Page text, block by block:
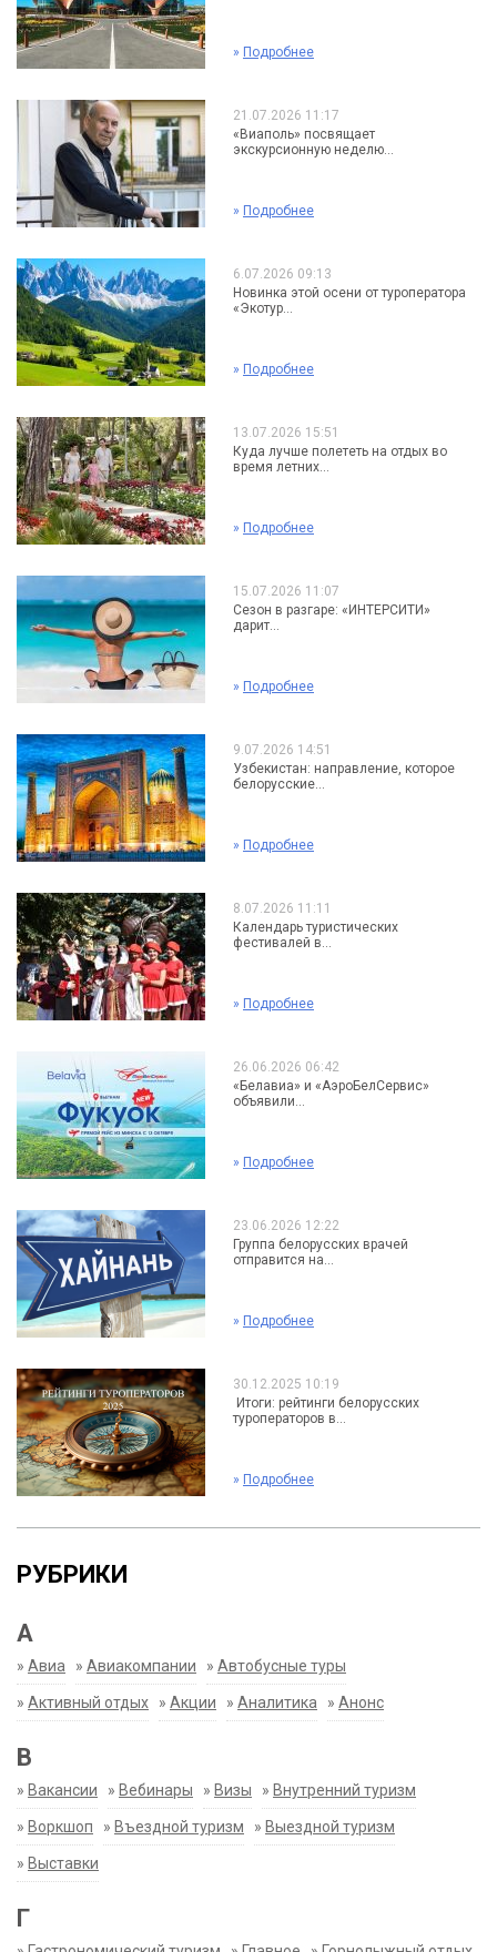
» Подробнее
21.07.2026 11:17
«Виаполь» посвящает
экскурсионную неделю...
» Подробнее
6.07.2026 09:13
Новинка этой осени от туроператора
«Экотур...
» Подробнее
13.07.2026 15:51
Куда лучше полететь на отдых во
время летних...
» Подробнее
15.07.2026 11:07
Сезон в разгаре: «ИНТЕРСИТИ»
дарит...
» Подробнее
9.07.2026 14:51
Узбекистан: направление, которое
белорусские...
» Подробнее
8.07.2026 11:11
Календарь туристических
фестивалей в...
» Подробнее
26.06.2026 06:42
«Белавиа» и «АэроБелСервис»
объявили...
» Подробнее
23.06.2026 12:22
Группа белорусских врачей
отправится на...
» Подробнее
30.12.2025 10:19
Итоги: рейтинги белорусских
туроператоров в...
» Подробнее
РУБРИКИ
А
» Авиа » Авиакомпании » Автобусные туры
» Активный отдых » Акции » Аналитика » Анонс
В
» Вакансии » Вебинары » Визы » Внутренний туризм
» Воркшоп » Въездной туризм » Выездной туризм
» Выставки
Г